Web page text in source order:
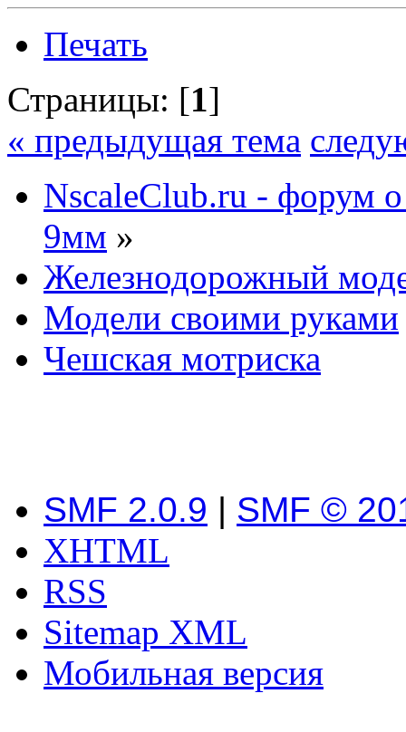
Печать
Страницы: [1]
« предыдущая тема
NscaleClub.ru - форум
9мм »
Железнодорожный
Модели своими руками
Чешская мотриска
SMF 2.0.9 | SMF ©
XHTML
RSS
Sitemap XML
Мобильная версия